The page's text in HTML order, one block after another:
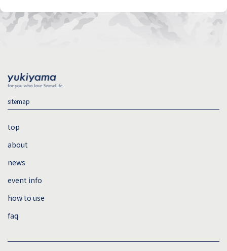
sitemap
top
about
news
event info
how to use
faq